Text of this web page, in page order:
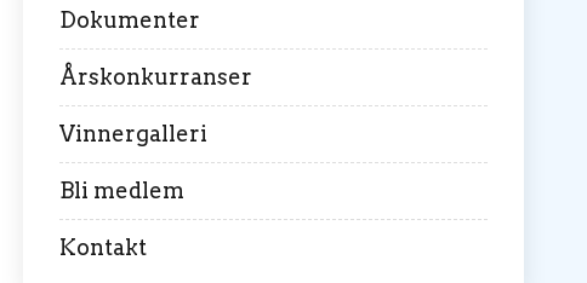
Dokumenter
Årskonkurranser
Vinnergalleri
Bli medlem
Kontakt